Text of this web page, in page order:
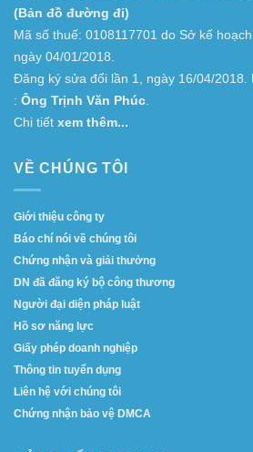
(Bản đồ đường đi)
Mã số thuế: 0108117701 do Sở kế
ngày 04/01/2018.
Đăng ký sửa đổi lần 1, ngày 16/04/
: Ông Trịnh Văn Phúc
Chi tiết xem thêm...
VỀ CHÚNG TÔI
Giới thiệu công ty
Báo chí nói về chúng tôi
Chứng nhận và giải thưởng
DN đã đăng ký bộ công thương
Người đại diện pháp luật
Hồ sơ năng lực
Giấy phép doanh nghiệp
Thông tin tuyển dụng
Liên hệ với chúng tôi
Chứng nhận bảo vệ DMCA